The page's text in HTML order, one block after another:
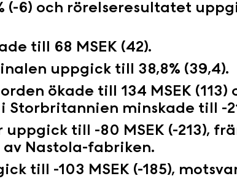
(-6) och rörelseresultatet
till 68 MSEK (42).
uppgick till 38,8% (39,4).
ökade till 134 MSEK (113)
minskade till -21
till -80 MSEK (-213),
Nastola-fabriken.
till -103 MSEK (-185),